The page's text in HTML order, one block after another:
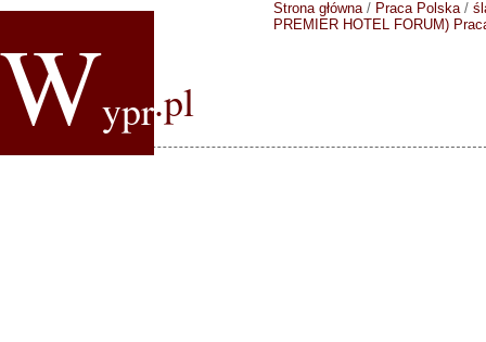
Wypr.pl
Strona główna/ Praca Polska/
PREMIER HOTEL FORUM)